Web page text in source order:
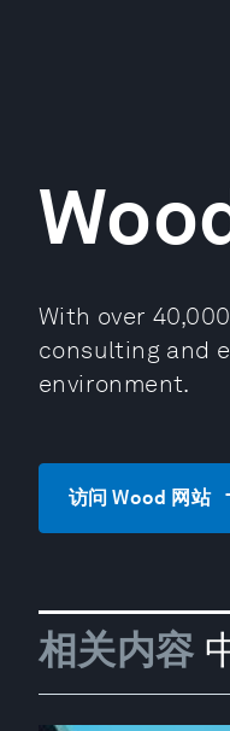
With over
consulting and
environment.
访问 Wood 网站
相关内容